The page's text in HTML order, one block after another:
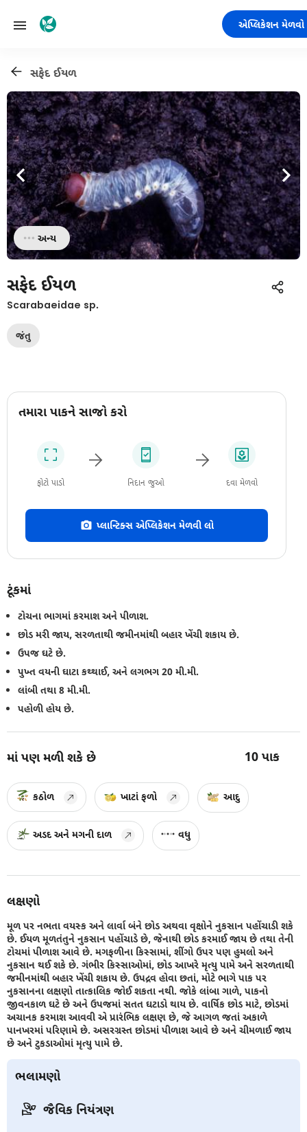
એપ્લિકેશન મેળવો
સફેદ ઈયળ
અન્ય
સફેદ ઈયળ
Scarabaeidae sp.
જંતુ
તમારા પાકને સાજો કરો
ફોટો પાડો નિદાન જુઓ દવા મેળવો
પ્લાન્ટિક્સ એપ્લિકેશન મેળવી લો
ટૂંકમાં
ટોચના ભાગમાં કરમાશ અને પીળાશ.
છોડ મરી જાય, સરળતાથી જમીનમાંથી બહાર ખેંચી શકાય છે.
ઉપજ ઘટે છે.
પુખ્ત વયની ઘાટા કથ્થાઈ, અને લગભગ 20 મી.મી.
લાંબી તથા 8 મી.મી.
પહોળી હોય છે.
માં પણ મળી શકે છે 10 પાક
કઠોળ ખાટાં ફળો આદુ
અડદ અને મગની દાળ વધુ
લક્ષણો
મૂળ પર નભતા વયસ્ક અને લાર્વા બંને છોડ અથવા વૃક્ષોને નુકસાન પહોંચાડી શકે
છે. ઈયળ મૂળતંતુને નુકસાન પહોંચાડે છે, જેનાથી છોડ કરમાઈ જાય છે તથા તેની
ટોચમાં પીળાશ આવે છે. મગફળીના કિસ્સામાં, શીંગો ઉપર પણ હુમલો અને
નુકસાન થઈ શકે છે. ગંભીર કિસ્સાઓમાં, છોડ આખરે મૃત્યુ પામે અને સરળતાથી
જમીનમાંથી બહાર ખેંચી શકાય છે. ઉપદ્રવ હોવા છતાં, મોટે ભાગે પાક પર
નુકસાનના લક્ષણો તાત્કાલિક જોઈ શકતા નથી. જોકે લાંબા ગાળે, પાકનો
જીવનકાળ ઘટે છે અને ઉપજમાં સતત ઘટાડો થાય છે. વાર્ષિક છોડ માટે, છોડમાં
અચાનક કરમાશ આવવી એ પ્રારંભિક લક્ષણ છે, જે આગળ જતાં અકાળે
પાનખરમાં પરિણામે છે. અસરગ્રસ્ત છોડમાં પીળાશ આવે છે અને ચીમળાઈ જાય
છે અને ટુકડાઓમાં મૃત્યુ પામે છે.
ભલામણો
જૈવિક નિયંત્રણ